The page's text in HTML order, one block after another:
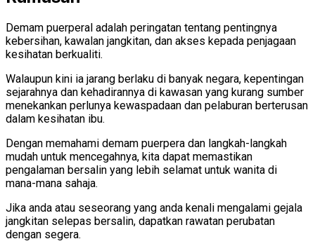
Demam puerperal adalah peringatan tentang pentingnya
kebersihan, kawalan jangkitan, dan akses kepada penjagaan
kesihatan berkualiti.
Walaupun kini ia jarang berlaku di banyak negara, kepentingan
sejarahnya dan kehadirannya di kawasan yang kurang sumber
menekankan perlunya kewaspadaan dan pelaburan berterusan
dalam kesihatan ibu.
Dengan memahami demam puerpera dan langkah-langkah
mudah untuk mencegahnya, kita dapat memastikan
pengalaman bersalin yang lebih selamat untuk wanita di
mana-mana sahaja.
Jika anda atau seseorang yang anda kenali mengalami gejala
jangkitan selepas bersalin, dapatkan rawatan perubatan
dengan segera.